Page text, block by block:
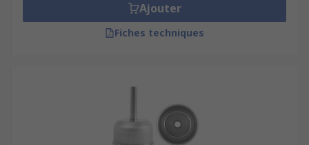
Ajouter
Fiches techniques